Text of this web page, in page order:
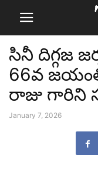
సినీ దిగ్గజ
66వ
రాజు గారిని
January 7, 2026